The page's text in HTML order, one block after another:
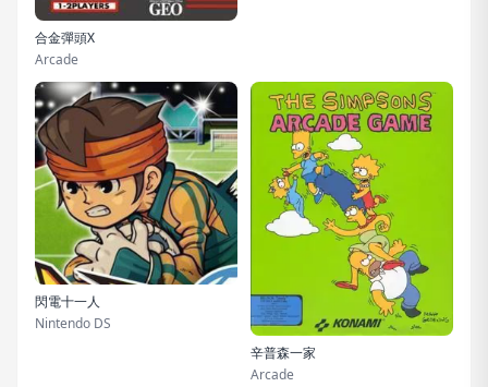
合金彈頭X
Arcade
閃電十一人
Nintendo DS
辛普森一家
Arcade